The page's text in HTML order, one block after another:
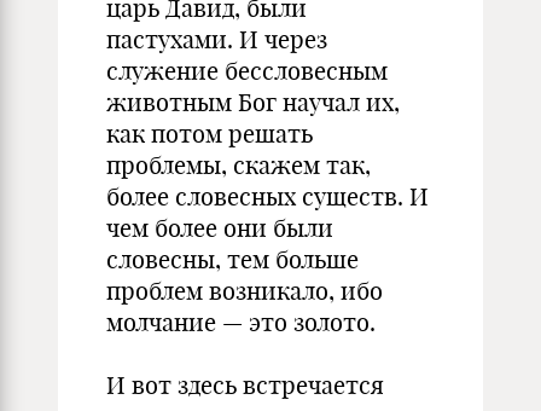
царь Давид, были
пастухами. И через
служение бессловесным
животным Бог научал их,
как потом решать
проблемы, скажем так,
более словесных существ. И
чем более они были
словесны, тем больше
проблем возникало, ибо
молчание — это золото.
И вот здесь встречается